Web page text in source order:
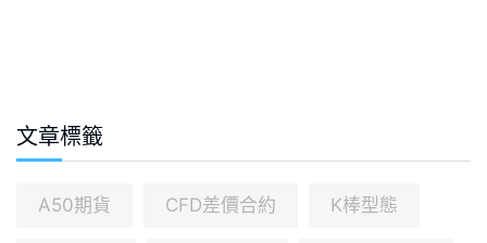
文章標籤
A50期貨 CFD差價合約 K棒型態